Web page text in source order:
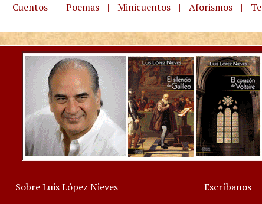
Cuentos | Poemas | Minicuentos | Aforismos |
Sobre Luis López Nieves Escríbanos